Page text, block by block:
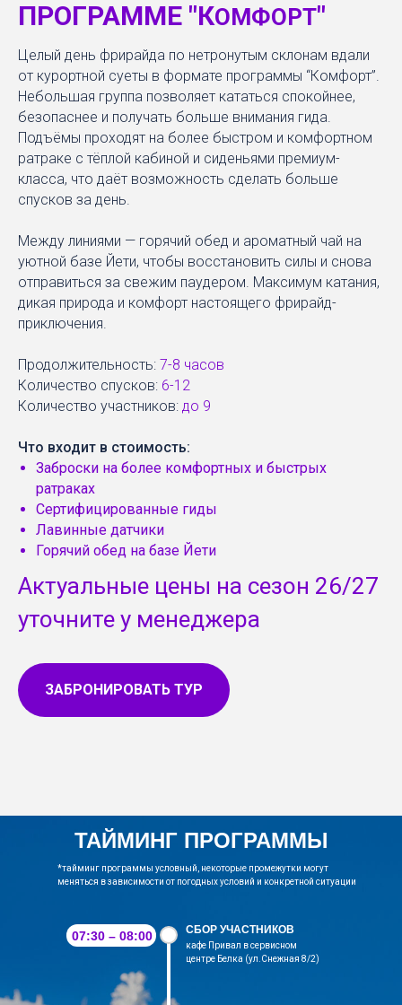
ПРОГРАММЕ "КОМФОРТ"
Целый день фрирайда по нетронутым склонам вдали
от курортной суеты в формате программы “Комфорт”.
Небольшая группа позволяет кататься спокойнее,
безопаснее и получать больше внимания гида.
Подъёмы проходят на более быстром и комфортном
ратраке с тёплой кабиной и сиденьями премиум-
класса, что даёт возможность сделать больше
спусков за день.
Между линиями — горячий обед и ароматный чай на
уютной базе Йети, чтобы восстановить силы и снова
отправиться за свежим паудером. Максимум катания,
дикая природа и комфорт настоящего фрирайд-
приключения.
Продолжительность: 7-8 часов
Количество спусков: 6-12
Количество участников: до 9
Что входит в стоимость:
Заброски на более комфортных и быстрых
ратраках
Сертифицированные гиды
Лавинные датчики
Горячий обед на базе Йети
Актуальные цены на сезон 26/27
уточните у менеджера
ЗАБРОНИРОВАТЬ ТУР
ТАЙМИНГ ПРОГРАММЫ
СБОР УЧАСТНИКОВ
кафе Привал в сервисном
центре Белка (ул.Снежная 8/2)
07:30 – 08:00
*тайминг программы условный, некоторые промежутки могут
меняться в зависимости от погодных условий и конкретной ситуации